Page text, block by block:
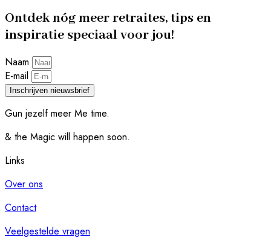
Ontdek nóg meer retraites, tips en
inspiratie speciaal voor jou!
Naam
E-mail
Inschrijven nieuwsbrief
Gun jezelf meer Me time.​
& the Magic will happen soon.
Links
Over ons
Contact
Veelgestelde vragen